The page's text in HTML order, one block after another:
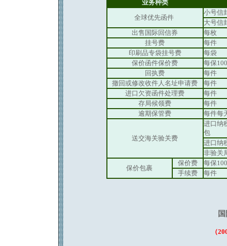
业务种类
全球优先函件
小号信
大号信
出售国际回信券
每枚
挂号费
每件
印刷品专袋挂号费
每袋
保价函件保价费
每保
回执费
每件
撤回或修改收件人名址申请费
每件
进口欠资函件处理费
每件
存局候领费
每件
逾期保管费
每件每
送交海关验关费
进口纳
包
进口纳
非验关
保价包裹
保价费
每保
手续费
每件
（